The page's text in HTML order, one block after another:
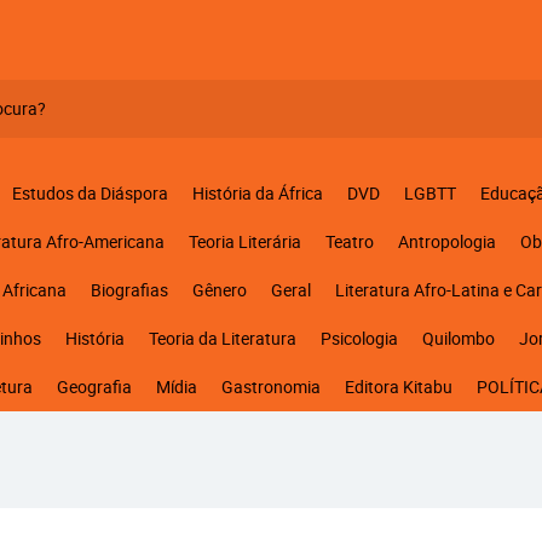
Estudos da Diáspora História da África DVD LGBTT
Afro-Americana Teoria Literária Teatro Antropologia
Biografias Gênero Geral Literatura Afro-Latina e
História Teoria da Literatura Psicologia Quilombo
Geografia Mídia Gastronomia Editora Kitabu